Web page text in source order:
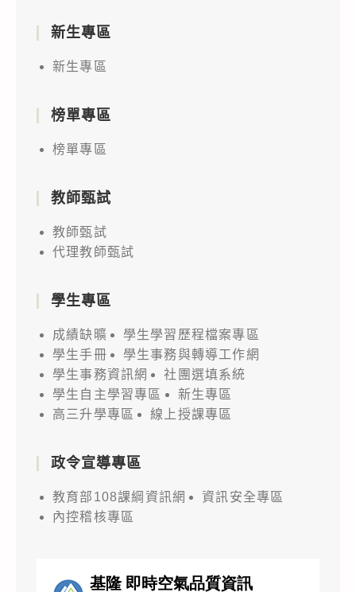
新生專區
新生專區
榜單專區
榜單專區
教師甄試
教師甄試
代理教師甄試
學生專區
成績缺曠
學生學習歷程檔案專區
學生手冊
學生事務與轉導工作網
學生事務資訊網
社團選填系統
學生自主學習專區
新生專區
高三升學專區
線上授課專區
政令宣導專區
教育部108課綱資訊網
資訊安全專區
內控稽核專區